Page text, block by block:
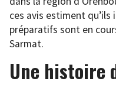
ces avis estiment
préparatifs sont en
Sarmat.
Une histoire